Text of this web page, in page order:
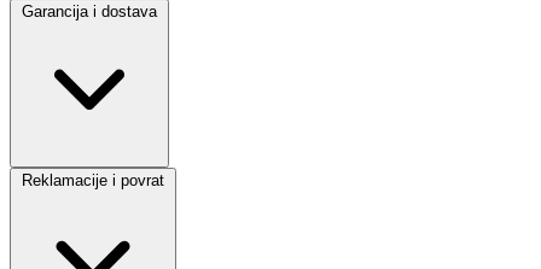
Garancija i dostava
Reklamacije i povrat